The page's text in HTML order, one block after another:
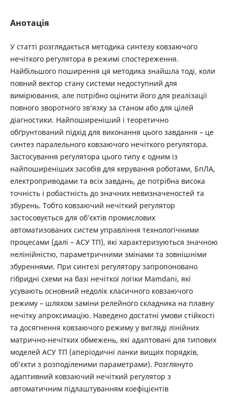
Анотація
У статті розглядається методика синтезу ковзаючого
нечіткого регулятора в режимі спостереження.
Найбільшого поширення ця методика знайшла тоді, коли
повний вектор стану системи недоступний для
вимірювання, але потрібно оцінити його для реалізації
повного зворотного зв’язку за станом або для цілей
діагностики. Найпоширеніший і теоретично
обґрунтований підхід для виконання цього завдання – це
синтез паралельного ковзаючого нечіткого регулятора.
Застосування регулятора цього типу є одним із
найпоширеніших засобів для керування роботами, БпЛА,
електроприводами та всіх завдань, де потрібна висока
точність і робастність до значних невизначеностей та
збурень. Тобто ковзаючий нечіткий регулятор
застосовується для об’єктів промислових
автоматизованих систем управління технологічними
процесами (далі – АСУ ТП), які характеризуються значною
нелінійністю, параметричними змінами та зовнішніми
збуреннями. При синтезі регулятору запропоновано
гібридні схеми на базі нечіткої логіки Mamdani, які
усувають основний недолік класичного ковзаючого
режиму – шляхом заміни релейного складника на плавну
нечітку апроксимацію. Наведено достатні умови стійкості
та досягнення ковзаючого режиму у вигляді лінійних
матрично-нечітких обмежень, які адаптовані для типових
моделей АСУ ТП (аперіодичні ланки вищих порядків,
об’єкти з розподіленими параметрами). Розглянуто
адаптивний ковзаючий нечіткий регулятор з
автоматичним підлаштуванням коефіцієнтів